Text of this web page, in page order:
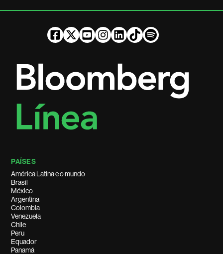
PAÍSES
América Latina e o mundo
Brasil
México
Argentina
Colombia
Venezuela
Chile
Peru
Equador
Panamá